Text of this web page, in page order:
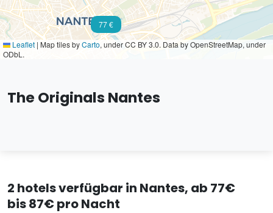
77 €
Leaflet | Map tiles byCarto, under CC BY 3.0. Data by OpenStreetMap, under
ODbL.
The Originals Nantes
2 hotels verfügbar in Nantes, ab 77€
bis 87€ pro Nacht